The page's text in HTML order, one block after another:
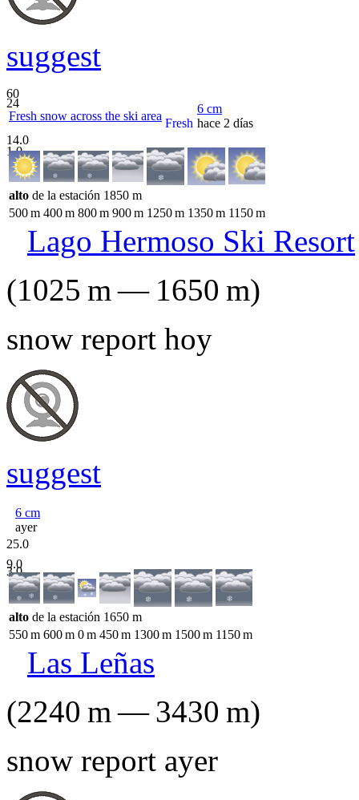
suggest
60
24
Fresh snow across the ski area
Fresh
6 cm
hace 2 días
14.0
1.0
alto de la estación 1850 m
500m 400m 800m 900m 1250m 1350m 1150m
Lago Hermoso Ski Resort
(1025 m— 1650 m)
snow report hoy
suggest
6 cm
ayer
25.0
9.0
3.0
alto de la estación 1650 m
550m 600m 0m 450m 1300m 1500m 1150m
Las Leñas
(2240 m—3430 m)
snow report ayer